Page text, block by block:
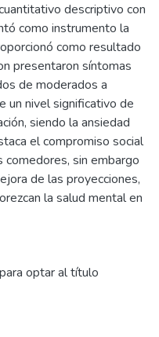
descriptivo con
como instrumento la
como resultado
presentaron síntomas
de moderados a
un nivel significativo de
siendo la ansiedad
el compromiso social
sin embargo
de las proyecciones,
la salud mental en
optar al título